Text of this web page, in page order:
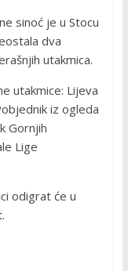
sinoć je u Stocu
dva
utakmica.
utakmice: Lijeva
iz ogleda
Gornjih
Lige
odigrat će u